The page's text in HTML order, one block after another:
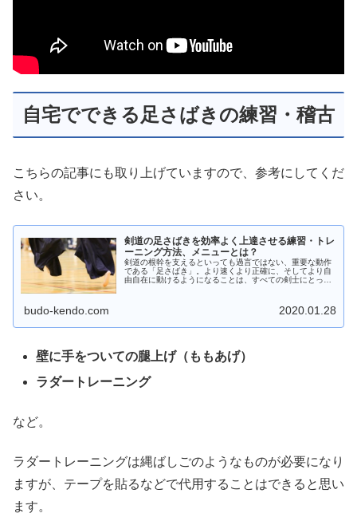
自宅でできる足さばきの練習・稽古
こちらの記事にも取り上げていますので、参考にしてくだ
さい。
剣道の足さばきを効率よく上達させる練習・トレ
ーニング方法、メニューとは？
剣道の根幹を支えるといっても過言ではない、重要な動作
である「足さばき」。より速くより正確に、そしてより自
由自在に動けるようになることは、すべての剣士にとって
budo-kendo.com 2020.01.28
壁に手をついての腿上げ（ももあげ）
ラダートレーニング
など。
ラダートレーニングは縄ばしごのようなものが必要になり
ますが、テープを貼るなどで代用することはできると思い
ます。